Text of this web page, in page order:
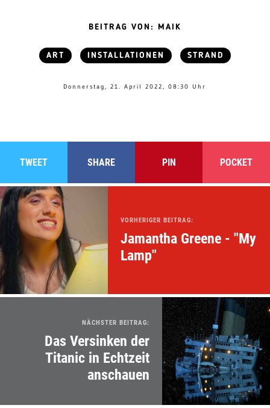
BEITRAG VON: MAIK
ART INSTALLATIONEN STRAND
Donnerstag, 21. April 2022, 08:30 Uhr
TWEET SHARE PIN POCKET
VORHERIGER BEITRAG:
Jamantha Greene - "My
Lamp"
NÄCHSTER BEITRAG:
Das Versinken der
Titanic in Echtzeit
anschauen